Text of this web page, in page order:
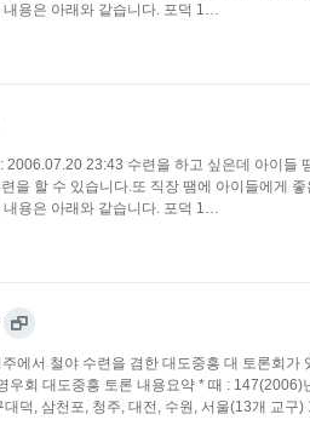
용은 아래와 같습니다. 포덕 1…
2006.07.20 23:43 수련을 하고 싶은데 아이
을 할 수 있습니다.또 직장 땜에 아이들에게
용은 아래와 같습니다. 포덕 1…
에서 철야 수련을 겸한 대도중흥 대 토론회
회 대도중흥 토론 내용요약 * 때 :
덕, 삼천포, 청주, 대전, 수원, 서울(13개 교